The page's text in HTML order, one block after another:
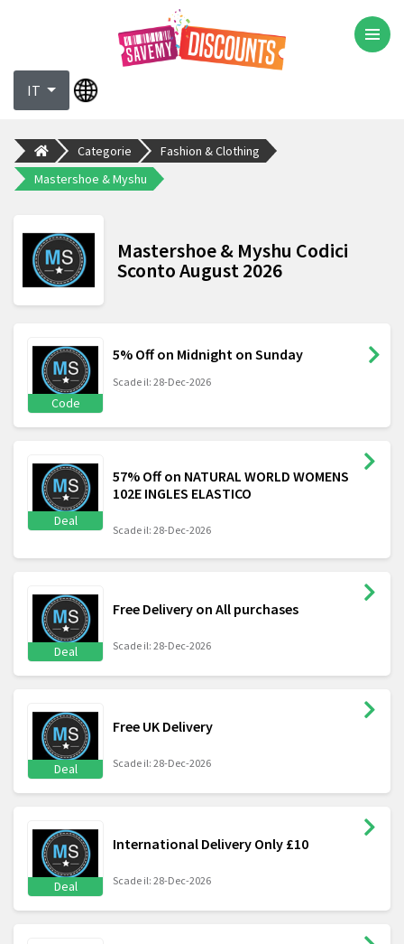
IT
Categorie
Fashion & Clothing
Mastershoe & Myshu
Mastershoe & Myshu Codici
Sconto August 2026
Code
5% Off on Midnight on Sunday
Scade il: 28-Dec-2026
Deal
57% Off on NATURAL WORLD WOMENS
102E INGLES ELASTICO
Scade il: 28-Dec-2026
Deal
Free Delivery on All purchases
Scade il: 28-Dec-2026
Deal
Free UK Delivery
Scade il: 28-Dec-2026
Deal
International Delivery Only £10
Scade il: 28-Dec-2026